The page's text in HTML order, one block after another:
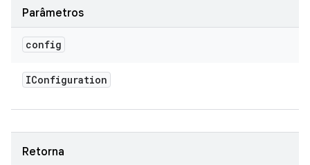
Parâmetros
config
IConfiguration
Retorna